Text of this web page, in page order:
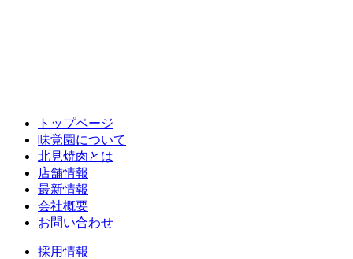
トップページ
味覚園について
北見焼肉とは
店舗情報
最新情報
会社概要
お問い合わせ
採用情報